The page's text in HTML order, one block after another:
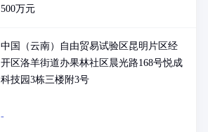
500万元
中国（云南）自由贸易试验区昆明片区经
开区洛羊街道办果林社区晨光路168号悦成
科技园3栋三楼附3号
-